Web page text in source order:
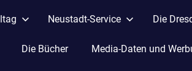
Neustadt-Service Die
Die Bücher Media-Daten und